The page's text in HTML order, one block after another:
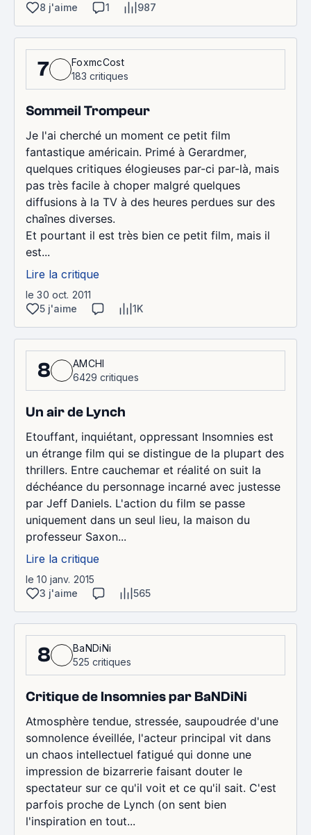
8 j'aime 1 987
7
FoxmcCost
183 critiques
Sommeil Trompeur
Je l'ai cherché un moment ce petit film
fantastique américain. Primé à Gerardmer,
quelques critiques élogieuses par-ci par-là, mais
pas très facile à choper malgré quelques
diffusions à la TV à des heures perdues sur des
chaînes diverses.
Et pourtant il est très bien ce petit film, mais il
est...
Lire la critique
le 30 oct. 2011
5 j'aime
1K
8
AMCHI
6429 critiques
Un air de Lynch
Etouffant, inquiétant, oppressant Insomnies est
un étrange film qui se distingue de la plupart des
thrillers. Entre cauchemar et réalité on suit la
déchéance du personnage incarné avec justesse
par Jeff Daniels. L'action du film se passe
uniquement dans un seul lieu, la maison du
professeur Saxon...
Lire la critique
le 10 janv. 2015
3 j'aime
565
8
BaNDiNi
525 critiques
Critique de Insomnies par BaNDiNi
Atmosphère tendue, stressée, saupoudrée d'une
somnolence éveillée, l'acteur principal vit dans
un chaos intellectuel fatigué qui donne une
impression de bizarrerie faisant douter le
spectateur sur ce qu'il voit et ce qu'il sait. C'est
parfois proche de Lynch (on sent bien
l'inspiration en tout...